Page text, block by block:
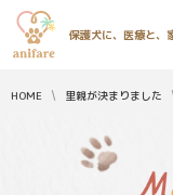
保護犬に、医療と、
HOME 里親が決まりました